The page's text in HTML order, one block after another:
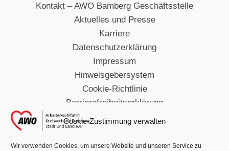
Cookie-Zustimmung verwalten
Wir verwenden Cookies, um unsere Website und unseren Service zu
Kontakt – AWO Bamberg Geschäftsstelle
Aktuelles und Presse
Karriere
Datenschutzerklärung
Impressum
Hinweisgebersystem
Cookie-Richtlinie
Barrierefreiheitserklärung